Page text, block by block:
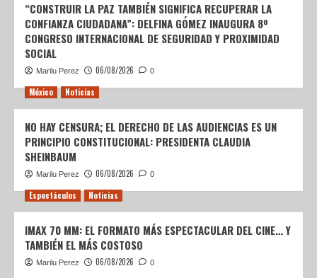
“CONSTRUIR LA PAZ TAMBIÉN SIGNIFICA RECUPERAR LA
CONFIANZA CIUDADANA”: DELFINA GÓMEZ INAUGURA 8º
CONGRESO INTERNACIONAL DE SEGURIDAD Y PROXIMIDAD
SOCIAL
Marilu Perez 06/08/2026 0
México Noticias
NO HAY CENSURA; EL DERECHO DE LAS AUDIENCIAS ES UN
PRINCIPIO CONSTITUCIONAL: PRESIDENTA CLAUDIA
SHEINBAUM
Marilu Perez 06/08/2026 0
Espectáculos Noticias
IMAX 70 MM: EL FORMATO MÁS ESPECTACULAR DEL CINE… Y
TAMBIÉN EL MÁS COSTOSO
Marilu Perez 06/08/2026 0